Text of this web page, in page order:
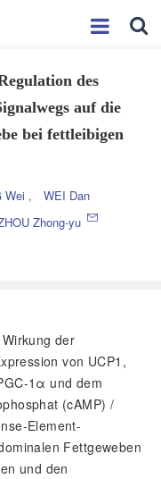
des
auf die
bei fettleibigen
Wei ,
WEI Dan
Zhong-yu
der
von UCP1,
1α und dem
(cAMP) /
Element-
Fettgeweben
und den